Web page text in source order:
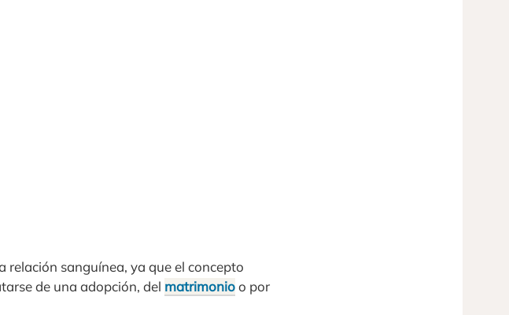
relación sanguínea, ya que el concepto
de una adopción, del matrimonioo por